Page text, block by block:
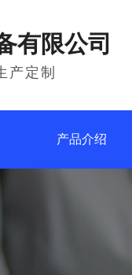
有限公司
产定制
产品介绍